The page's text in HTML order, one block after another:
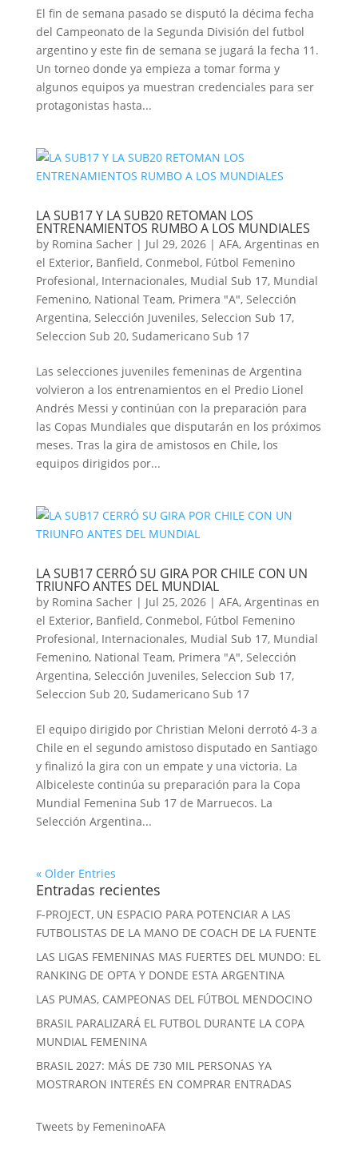
El fin de semana pasado se disputó la décima fecha
del Campeonato de la Segunda División del futbol
argentino y este fin de semana se jugará la fecha 11.
Un torneo donde ya empieza a tomar forma y
algunos equipos ya muestran credenciales para ser
protagonistas hasta...
LA SUB17 Y LA SUB20 RETOMAN LOS
ENTRENAMIENTOS RUMBO A LOS MUNDIALES
by Romina Sacher| Jul 29, 2026| AFA, Argentinas en
el Exterior, Banfield, Conmebol, Fútbol Femenino
Profesional, Internacionales, Mudial Sub 17, Mundial
Femenino, National Team, Primera "A", Selección
Argentina, Selección Juveniles, Seleccion Sub 17,
Seleccion Sub 20, Sudamericano Sub 17
Las selecciones juveniles femeninas de Argentina
volvieron a los entrenamientos en el Predio Lionel
Andrés Messi y continúan con la preparación para
las Copas Mundiales que disputarán en los próximos
meses. Tras la gira de amistosos en Chile, los
equipos dirigidos por...
LA SUB17 CERRÓ SU GIRA POR CHILE CON UN
TRIUNFO ANTES DEL MUNDIAL
by Romina Sacher| Jul 25, 2026| AFA, Argentinas en
el Exterior, Banfield, Conmebol, Fútbol Femenino
Profesional, Internacionales, Mudial Sub 17, Mundial
Femenino, National Team, Primera "A", Selección
Argentina, Selección Juveniles, Seleccion Sub 17,
Seleccion Sub 20, Sudamericano Sub 17
El equipo dirigido por Christian Meloni derrotó 4-3 a
Chile en el segundo amistoso disputado en Santiago
y finalizó la gira con un empate y una victoria. La
Albiceleste continúa su preparación para la Copa
Mundial Femenina Sub 17 de Marruecos. La
Selección Argentina...
« Older Entries
Entradas recientes
F-PROJECT, UN ESPACIO PARA POTENCIAR A LAS
FUTBOLISTAS DE LA MANO DE COACH DE LA FUENTE
LAS LIGAS FEMENINAS MAS FUERTES DEL MUNDO: EL
RANKING DE OPTA Y DONDE ESTA ARGENTINA
LAS PUMAS, CAMPEONAS DEL FÚTBOL MENDOCINO
BRASIL PARALIZARÁ EL FUTBOL DURANTE LA COPA
MUNDIAL FEMENINA
BRASIL 2027: MÁS DE 730 MIL PERSONAS YA
MOSTRARON INTERÉS EN COMPRAR ENTRADAS
Tweets by FemeninoAFA